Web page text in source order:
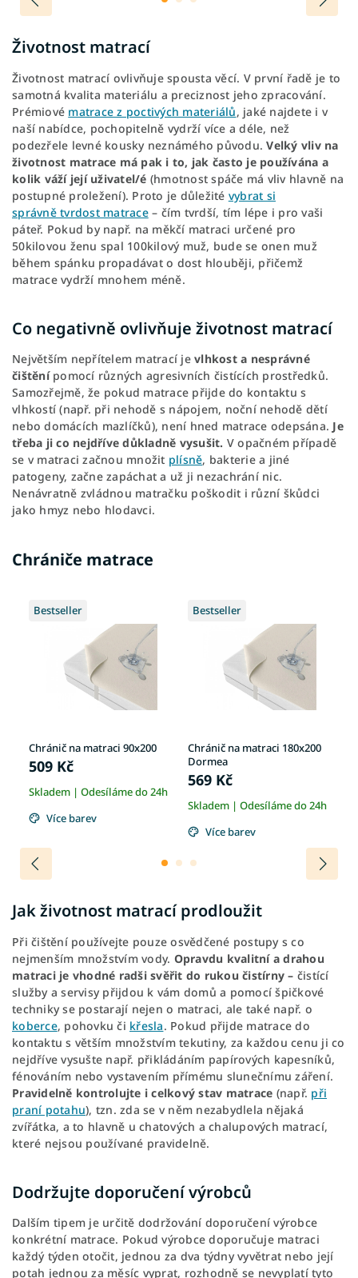
Životnost matrací
Životnost matrací ovlivňuje spousta věcí. V první řadě je to
samotná kvalita materiálu a preciznost jeho zpracování.
Prémiové matrace z poctivých materiálů, jaké najdete i v
naší nabídce, pochopitelně vydrží více a déle, než
podezřele levné kousky neznámého původu.Velký vliv na
životnost matrace má pak i to, jak často je používána a
kolik váží její uživatel/é (hmotnost spáče má vliv hlavně na
postupné proležení). Proto je důležité vybrat si
správně tvrdost matrace– čím tvrdší, tím lépe i pro vaši
páteř. Pokud by např. na měkčí matraci určené pro
50kilovou ženu spal 100kilový muž, bude se onen muž
během spánku propadávat o dost hlouběji, přičemž
matrace vydrží mnohem méně.
Co negativně ovlivňuje životnost matrací
Největším nepřítelem matrací je vlhkost a nesprávné
čištěnípomocí různých agresivních čistících prostředků.
Samozřejmě, že pokud matrace přijde do kontaktu s
vlhkostí (např. při nehodě s nápojem, noční nehodě dětí
nebo domácích mazlíčků), není hned matrace odepsána. Je
třeba ji co nejdříve důkladně vysušit. V opačném případě
se v matraci začnou množit plísně, bakterie a jiné
patogeny, začne zapáchat a už ji nezachrání nic.
Nenávratně zvládnou matračku poškodit i různí škůdci
jako hmyz nebo hlodavci.
Chrániče matrace
Bestseller
Chránič na matraci 90x200
509 Kč
Skladem | Odesíláme do 24h
Více barev
Bestseller
Chránič na matraci 180x200
Dormea
569 Kč
Skladem | Odesíláme do 24h
Více barev
Jak životnost matrací prodloužit
Při čištění používejte pouze osvědčené postupy s co
nejmenším množstvím vody. Opravdu kvalitní a drahou
matraci je vhodné radši svěřit do rukou čistírny – čistící
služby a servisy přijdou k vám domů a pomocí špičkové
techniky se postarají nejen o matraci, ale také např. o
koberce, pohovku či křesla. Pokud přijde matrace do
kontaktu s větším množstvím tekutiny, za každou cenu ji co
nejdříve vysušte např. přikládáním papírových kapesníků,
fénováním nebo vystavením přímému slunečnímu záření.
Pravidelně kontrolujte i celkový stav matrace (např. při
praní potahu), tzn. zda se v něm nezabydlela nějaká
zvířátka, a to hlavně u chatových a chalupových matrací,
které nejsou používané pravidelně.
Dodržujte doporučení výrobců
Dalším tipem je určitě dodržování doporučení výrobce
konkrétní matrace. Pokud výrobce doporučuje matraci
každý týden otočit, jednou za dva týdny vyvětrat nebo její
potah jednou za měsíc vyprat, rozhodně se nevyplatí tyto